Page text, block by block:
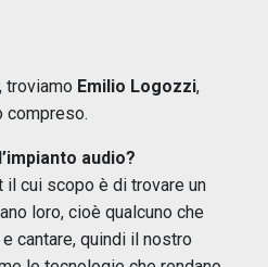
troviamo Emilio Logozzi,
compreso.
audio?
cui scopo è di trovare un
loro, cioè qualcuno che
cantare, quindi il nostro